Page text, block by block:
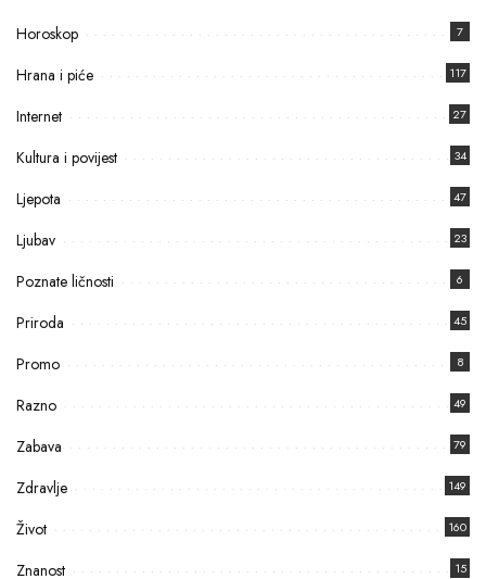
Horoskop 7
Hrana i piće 117
Internet 27
Kultura i povijest 34
Ljepota 47
Ljubav 23
Poznate ličnosti 6
Priroda 45
Promo 8
Razno 49
Zabava 79
Zdravlje 149
Život 160
Znanost 15